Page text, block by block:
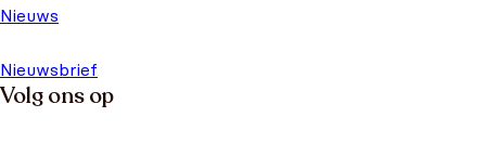
Nieuws
Nieuwsbrief
Volg ons op